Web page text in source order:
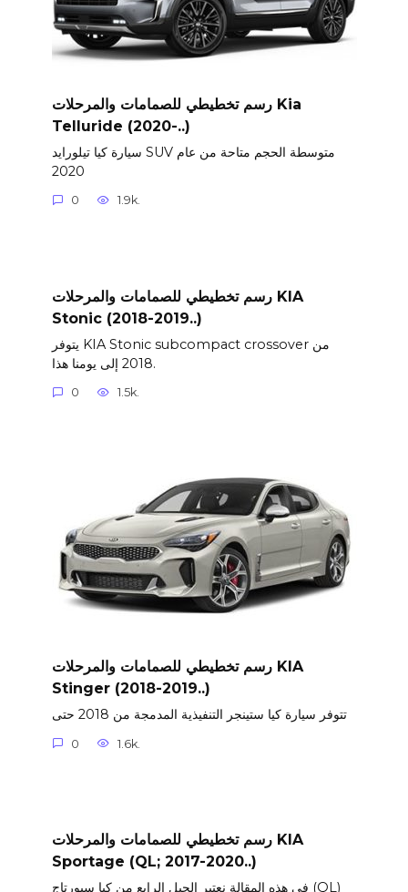
رسم تخطيطي للصمامات والمرحلات Kia
Telluride (2020-..)
سيارة كيا تيلورايد SUV متوسطة الحجم متاحة من عام
2020
0 1.9k.
رسم تخطيطي للصمامات والمرحلات KIA
Stonic (2018-2019..)
يتوفر KIA Stonic subcompact crossover من
2018 إلى يومنا هذا.
0 1.5k.
رسم تخطيطي للصمامات والمرحلات KIA
Stinger (2018-2019..)
تتوفر سيارة كيا ستينجر التنفيذية المدمجة من 2018 حتى
0 1.6k.
رسم تخطيطي للصمامات والمرحلات KIA
Sportage (QL; 2017-2020..)
في هذه المقالة نعتبر الجيل الرابع من كيا سبورتاج (QL)